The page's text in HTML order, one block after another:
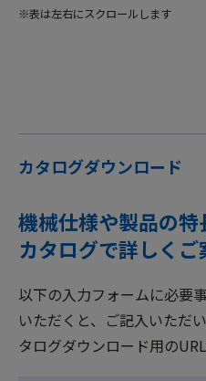
※表は左右にスクロールします
カタログダウンロード
機械仕様や製品の
カタログで詳しくご
以下の入力フォームに必要
いただくと、ご記入いただ
タログダウンロード用の